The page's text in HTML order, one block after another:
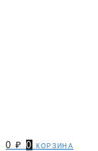
0₽ 0 корзина